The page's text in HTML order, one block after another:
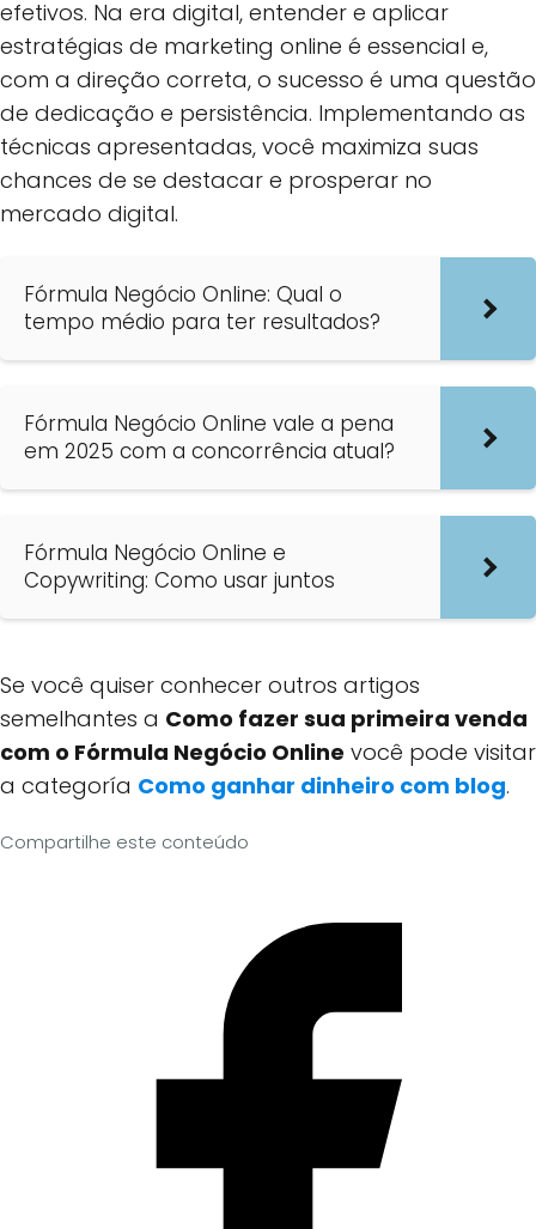
efetivos. Na era digital, entender e aplicar
estratégias de marketing online é essencial e,
com a direção correta, o sucesso é uma questão
de dedicação e persistência. Implementando as
técnicas apresentadas, você maximiza suas
chances de se destacar e prosperar no
mercado digital.
Fórmula Negócio Online: Qual o
tempo médio para ter resultados?
Fórmula Negócio Online vale a pena
em 2025 com a concorrência atual?
Fórmula Negócio Online e
Copywriting: Como usar juntos
Se você quiser conhecer outros artigos
semelhantes a Como fazer sua primeira venda
com o Fórmula Negócio Online você pode visitar
a categoría Como ganhar dinheiro com blog.
Compartilhe este conteúdo